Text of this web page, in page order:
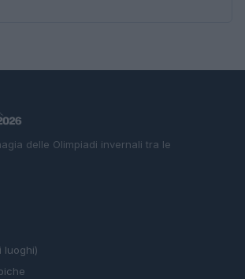
delle Olimpiadi invernali tra le
luoghi)